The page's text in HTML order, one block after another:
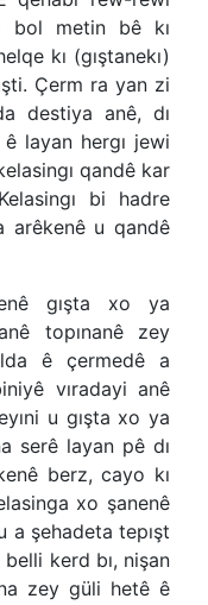
bol metin bê kı
kı (gıştanekı)
Çerm ra yan zi
destiya anê, dı
layan hergı jewi
qandê kar
bi hadre
arêkenê u qandê
gışta xo ya
topınanê zey
ê çermedê a
vıradayi anê
u gışta xo ya
serê layan pê dı
berz, cayo kı
xo şanenê
a şehadeta tepışt
belli kerd bı, nişan
zey güli hetê ê